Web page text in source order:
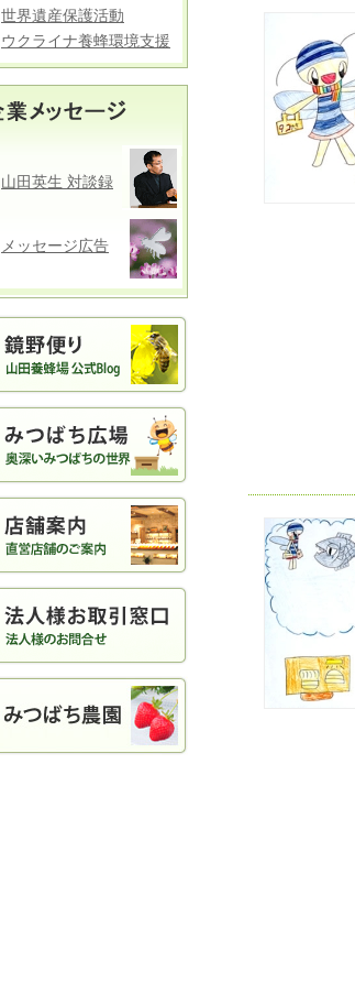
世界遺産保護活動
ウクライナ養蜂環境支援
山田英生 対談録
メッセージ広告